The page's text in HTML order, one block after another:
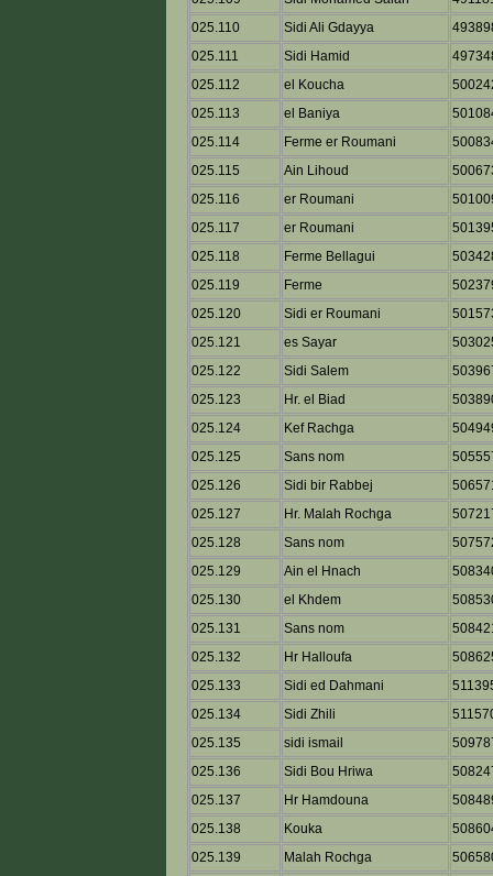
025.110
Sidi Ali Gdayya
025.111
Sidi Hamid
025.112
el Koucha
025.113
el Baniya
025.114
Ferme er Roumani
025.115
Ain Lihoud
025.116
er Roumani
025.117
er Roumani
025.118
Ferme Bellagui
025.119
Ferme
025.120
Sidi er Roumani
025.121
es Sayar
025.122
Sidi Salem
025.123
Hr. el Biad
025.124
Kef Rachga
025.125
Sans nom
025.126
Sidi bir Rabbej
025.127
Hr. Malah Rochga
025.128
Sans nom
025.129
Ain el Hnach
025.130
el Khdem
025.131
Sans nom
025.132
Hr Halloufa
025.133
Sidi ed Dahmani
025.134
Sidi Zhili
025.135
sidi ismail
025.136
Sidi Bou Hriwa
025.137
Hr Hamdouna
025.138
Kouka
025.139
Malah Rochga